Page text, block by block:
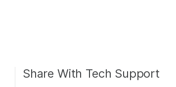
Share With Tech Support